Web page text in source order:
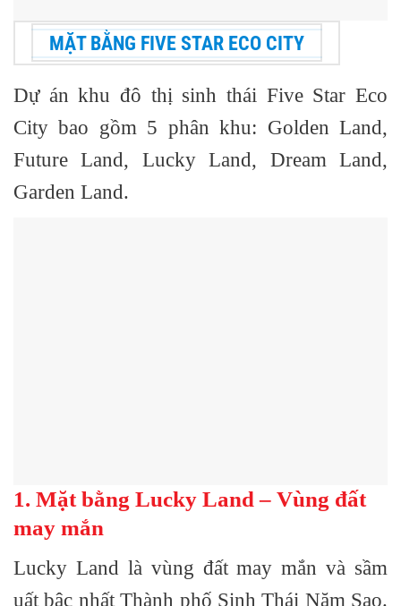
MẶT BẰNG FIVE STAR ECO CITY
Dự ánkhu đô thị sinh thái Five Star Eco
City bao gồm 5 phân khu: Golden Land,
Future Land, Lucky Land, Dream Land,
Garden Land.
1. Mặt bằng Lucky Land – Vùng đất
may mắn
Lucky Land là vùng đất may mắn và sầm
uất bậc nhất Thành phố Sinh Thái Năm Sao.